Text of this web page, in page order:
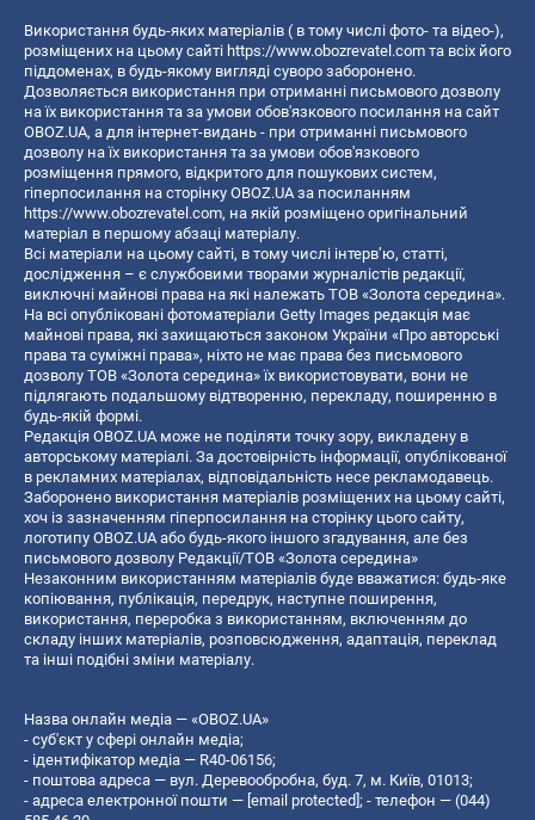
Використання будь-яких матеріалів ( в тому числі фото- та відео-),
розміщених на цьому сайті https://www.obozrevatel.com та всіх його
піддоменах, в будь-якому вигляді суворо заборонено.
Дозволяється використання при отриманні письмового дозволу
на їх використання та за умови обов'язкового посилання на сайт
OBOZ.UA, а для інтернет-видань - при отриманні письмового
дозволу на їх використання та за умови обов'язкового
розміщення прямого, відкритого для пошукових систем,
гіперпосилання на сторінку OBOZ.UA за посиланням
https://www.obozrevatel.com, на якій розміщено оригінальний
матеріал в першому абзаці матеріалу.
Всі матеріали на цьому сайті, в тому числі інтерв’ю, статті,
дослідження – є службовими творами журналістів редакції,
виключні майнові права на які належать ТОВ «Золота середина».
На всі опубліковані фотоматеріали Getty Images редакція має
майнові права, які захищаються законом України «Про авторські
права та суміжні права», ніхто не має права без письмового
дозволу ТОВ «Золота середина» їх використовувати, вони не
підлягають подальшому відтворенню, перекладу, поширенню в
будь-якій формі.
Редакція OBOZ.UA може не поділяти точку зору, викладену в
авторському матеріалі. За достовірність інформації, опублікованої
в рекламних матеріалах, відповідальність несе рекламодавець.
Заборонено використання матеріалів розміщених на цьому сайті,
хоч із зазначенням гіперпосилання на сторінку цього сайту,
логотипу OBOZ.UA або будь-якого іншого згадування, але без
письмового дозволу Редакції/ТОВ «Золота середина»
Незаконним використанням матеріалів буде вважатися: будь-яке
копiювання, публiкацiя, передрук, наступне поширення,
використання, переробка з використанням, включенням до
складу інших матеріалів, розповсюдження, адаптація, переклад
та інші подібні зміни матеріалу.
Назва онлайн медіа — «OBOZ.UA»
- суб'єкт у сфері онлайн медіа;
- ідентифікатор медіа — R40-06156;
- поштова адреса — вул. Деревообробна, буд. 7, м. Київ, 01013;
- адреса електронної пошти — [email protected]; - телефон — (044)